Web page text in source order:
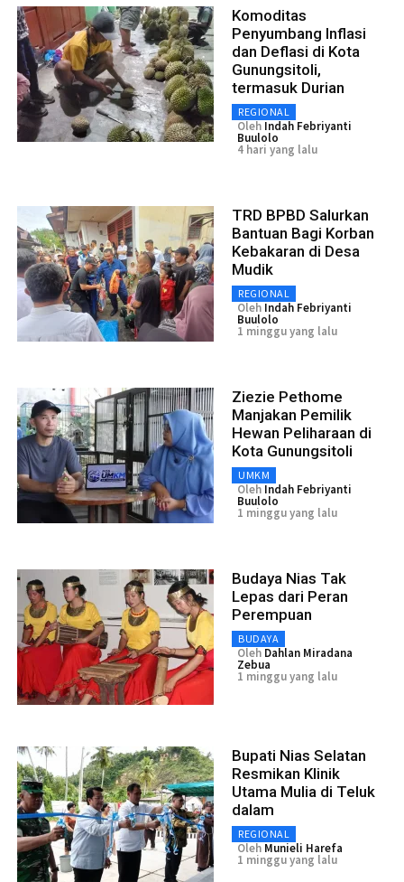
Komoditas
Penyumbang Inflasi
dan Deflasi di Kota
Gunungsitoli,
termasuk Durian
REGIONAL
Oleh Indah Febriyanti
Buulolo
4 hari yang lalu
TRD BPBD Salurkan
Bantuan Bagi Korban
Kebakaran di Desa
Mudik
REGIONAL
Oleh Indah Febriyanti
Buulolo
1 minggu yang lalu
Ziezie Pethome
Manjakan Pemilik
Hewan Peliharaan di
Kota Gunungsitoli
UMKM
Oleh Indah Febriyanti
Buulolo
1 minggu yang lalu
Budaya Nias Tak
Lepas dari Peran
Perempuan
BUDAYA
Oleh Dahlan Miradana
Zebua
1 minggu yang lalu
Bupati Nias Selatan
Resmikan Klinik
Utama Mulia di Teluk
dalam
REGIONAL
Oleh Munieli Harefa
1 minggu yang lalu